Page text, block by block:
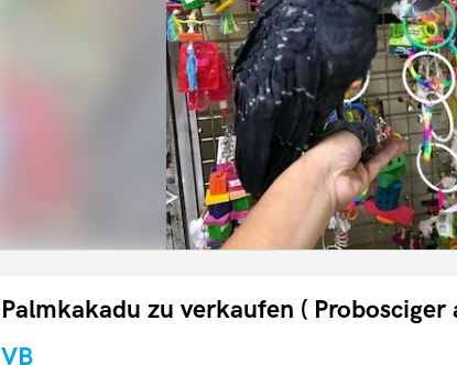
Palmkakadu zu verkaufen ( Probosciger
VB